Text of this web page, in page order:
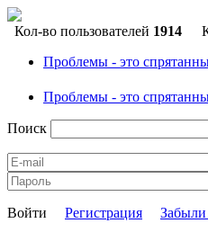
Кол-во пользователей 1914
Проблемы - это
Проблемы - это
Поиск
Войти Регистрация
Забыли